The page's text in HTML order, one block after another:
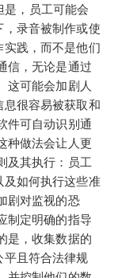
，员工可能会
录音被制作或使
践，而不是他们
信，无论是通过
这可能会加剧人
很容易被获取和
件可自动识别通
种做法会让人更
及其执行：员工
如何执行这些准
剧对监视的恐
制定明确的指导
是，收集数据的
且符合法律规